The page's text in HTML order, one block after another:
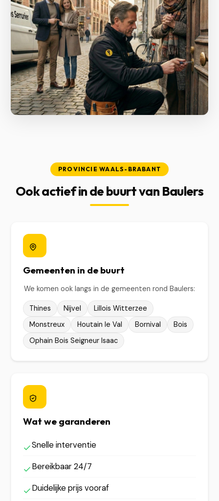
PROVINCIE WAALS-BRABANT
Ook actief in de buurt van Baulers
Gemeenten in de buurt
We komen ook langs in de gemeenten rond Baulers:
Thines Nijvel
Lillois Witterzee
Monstreux
Houtain le Val Bornival
Bois
Ophain Bois Seigneur Isaac
Wat we garanderen
Snelle interventie
Bereikbaar 24/7
Duidelijke prijs vooraf